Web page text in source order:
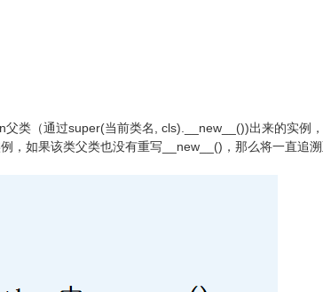
类（通过super(当前类名, cls).__new__())出来的实例
如果该类父类也没有重写__new__()，那么将一直追